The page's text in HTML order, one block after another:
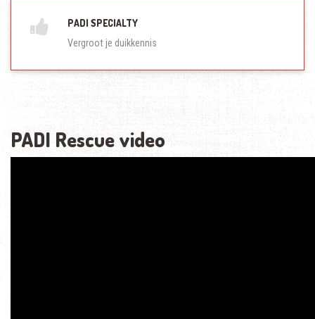
PADI SPECIALTY
Vergroot je duikkennis
PADI Rescue video